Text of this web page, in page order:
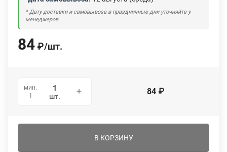
* Дату доставки и самовывоза в праздничные дни уточняйте у
менеджеров.
84 ₽/шт.
мин.
1
шт. 84 ₽
В КОРЗИНУ